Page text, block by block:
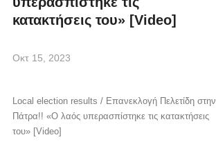
κατακτήσεις του» [Video]
Οκτ 15, 2023
Local election results / Επανεκλογή Πελετίδη στην
Πάτρα!! «Ο λαός υπερασπίστηκε τις κατακτήσεις
του» [Video]